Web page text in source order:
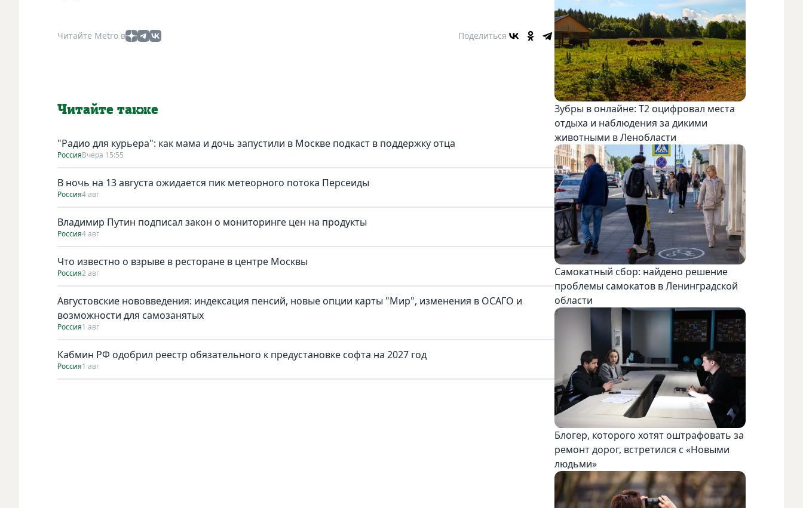
Читайте Metro в Поделиться
Читайте также
"Радио для курьера": как мама и дочь запустили в Москве подкаст в поддержку отца
РоссияВчера 15:55
В ночь на 13 августа ожидается пик метеорного потока Персеиды
Россия4 авг
Владимир Путин подписал закон о мониторинге цен на продукты
Россия4 авг
Что известно о взрыве в ресторане в центре Москвы
Россия2 авг
Августовские нововведения: индексация пенсий, новые опции карты "Мир", изменения в ОСАГО и
возможности для самозанятых
Россия1 авг
Кабмин РФ одобрил реестр обязательного к предустановке софта на 2027 год
Россия1 авг
Зубры в онлайне: Т2 оцифровал места
отдыха и наблюдения за дикими
животными в Ленобласти
Самокатный сбор: найдено решение
проблемы самокатов в Ленинградской
области
Блогер, которого хотят оштрафовать за
ремонт дорог, встретился с «Новыми
людьми»